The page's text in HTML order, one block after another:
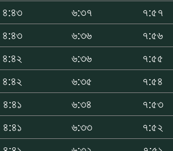
৪:৪৩ ৬:৩৭
৭:৫৭
৪:৪৩ ৬:৩৬
৭:৫৬
৪:৪২ ৬:৩৬
৭:৫৫
৪:৪২ ৬:৩৫
৭:৫৪
৪:৪১ ৬:৩৪
৭:৫৩
৪:৪১ ৬:৩৩
৭:৫২